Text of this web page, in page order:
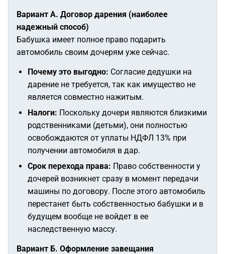
Вариант А. Договор дарения (наиболее
надежный способ)
Бабушка имеет полное право подарить
автомобиль своим дочерям уже сейчас.
Почему это выгодно: Согласие дедушки на
дарение не требуется, так как имущество не
является совместно нажитым.
Налоги: Поскольку дочери являются близкими
родственниками (детьми), они полностью
освобождаются от уплаты НДФЛ 13% при
получении автомобиля в дар.
Срок перехода права: Право собственности у
дочерей возникнет сразу в момент передачи
машины по договору. После этого автомобиль
перестанет быть собственностью бабушки и в
будущем вообще не войдет в ее
наследственную массу.
Вариант Б. Оформление завещания